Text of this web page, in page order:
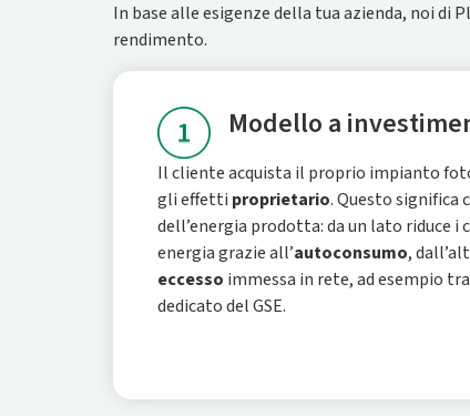
In base alle esigenze della tua azienda, noi di
rendimento.
Modello a
Il cliente acquista il proprio impianto
gli effetti proprietario. Questo significa
dell’energia prodotta: da un lato riduce
energia grazie all’autoconsumo,
eccesso immessa in rete, ad esempio
dedicato del GSE.